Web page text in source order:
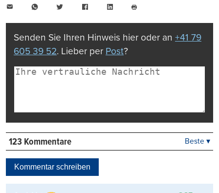
WhatsAppTwitter FacebookLinkedIn
drucken
Senden Sie Ihren Hinweis hier oder an +41 79
605 39 52. Lieber per Post?
123 Kommentare
Kontrovers
Beste ▾
Kommentar schreiben